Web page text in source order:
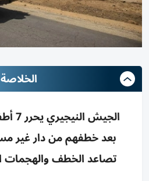
الخلاصة
بعد خطفهم من دار غير
تصاعد الخطف والهجمات